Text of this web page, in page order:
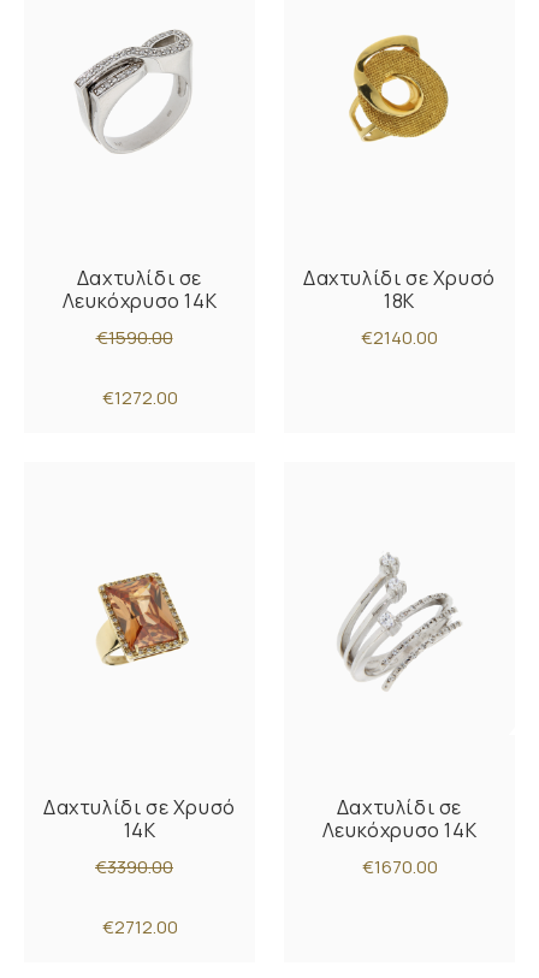
Δαχτυλίδι σε
Λευκόχρυσο 14K
€1590.00
€1272.00
Δαχτυλίδι σε Χρυσό
18K
€2140.00
Δαχτυλίδι σε Χρυσό
14K
€3390.00
€2712.00
Δαχτυλίδι σε
Λευκόχρυσο 14K
€1670.00